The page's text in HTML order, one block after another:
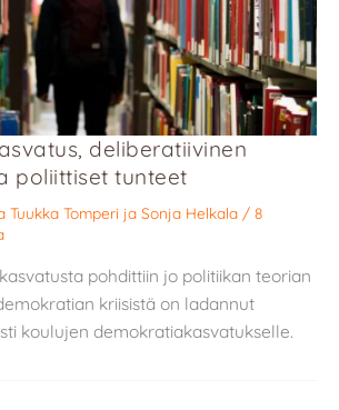
deliberatiivinen
poliittiset tunteet
Tuukka Tomperi ja Sonja Helkala / 8
pohdittiin jo politiikan teorian
kriisistä on ladannut
koulujen demokratiakasvatukselle.